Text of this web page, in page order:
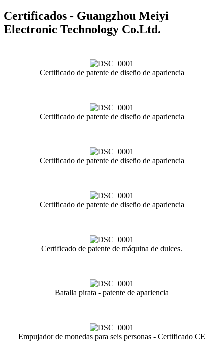
Certificados - Guangzhou Meiyi
Electronic Technology Co.Ltd.
Certificado de patente de diseño de apariencia
Certificado de patente de diseño de apariencia
Certificado de patente de diseño de apariencia
Certificado de patente de diseño de apariencia
Certificado de patente de máquina de dulces.
Batalla pirata - patente de apariencia
Empujador de monedas para seis personas - Certificado CE